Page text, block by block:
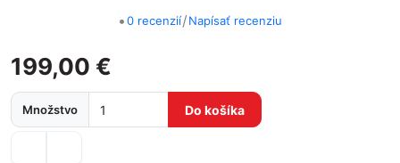
•0 recenzií/Napísať recenziu
199,00 €
Množstvo Do košíka